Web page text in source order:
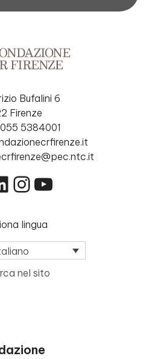
Bufalini 6
Firenze
5384001
Instagram
YouTube
lingua
nel sito